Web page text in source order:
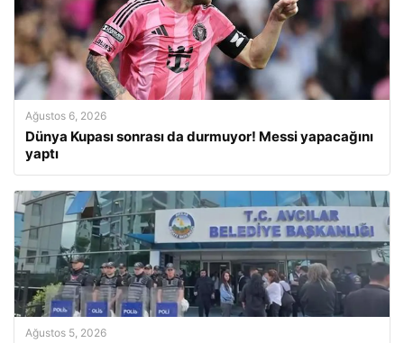
Ağustos 6, 2026
Dünya Kupası sonrası da durmuyor! Messi yapacağını
yaptı
Ağustos 5, 2026